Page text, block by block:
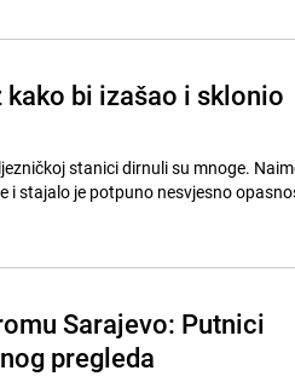
bi izašao i sklonio
stanici dirnuli su mnoge.
i stajalo je potpuno nesvjesno
Sarajevo: Putnici
pregleda